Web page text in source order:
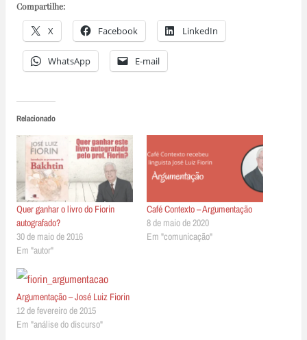
Compartilhe:
X Facebook LinkedIn
WhatsApp E-mail
Relacionado
Quer ganhar o livro do Fiorin
autografado?
30 de maio de 2016
Em "autor"
Café Contexto – Argumentação
8 de maio de 2020
Em "comunicação"
Argumentação – José Luiz Fiorin
12 de fevereiro de 2015
Em "análise do discurso"